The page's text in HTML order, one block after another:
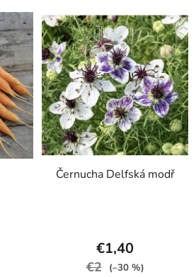
Černucha Delfská modř
€1,40
€2 (–30 %)